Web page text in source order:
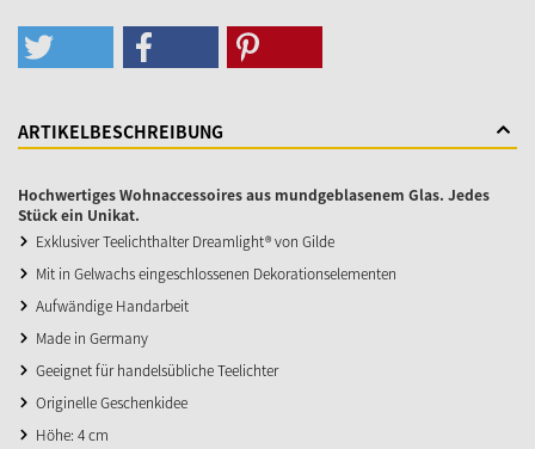
ARTIKELBESCHREIBUNG
Hochwertiges Wohnaccessoires aus mundgeblasenem Glas. Jedes
Stück ein Unikat.
Exklusiver Teelichthalter Dreamlight® von Gilde
Mit in Gelwachs eingeschlossenen Dekorationselementen
Aufwändige Handarbeit
Made in Germany
Geeignet für handelsübliche Teelichter
Originelle Geschenkidee
Höhe: 4 cm